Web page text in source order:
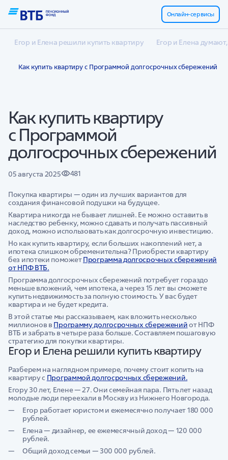
Онлайн-сервисы
Егор и Елена решили купить квартиру Егор и Елена
Как купить квартиру с Программой долгосрочных сбережений
Как купить квартиру
с Программой
долгосрочных сбережений
05 августа 2025 481
Покупка квартиры — один из лучших вариантов для
создания финансовой подушки на будущее.
Квартира никогда не бывает лишней. Ее можно оставить в
наследство ребенку, можно сдавать и получать пассивный
доход, можно использовать как долгосрочную инвестицию.
Но как купить квартиру, если больших накоплений нет, а
ипотека слишком обременительна? Приобрести квартиру
без ипотеки поможетПрограмма долгосрочных сбережений
от НПФ ВТБ.
Программа долгосрочных сбережений потребует гораздо
меньше вложений, чем ипотека, а через 15 лет вы сможете
купить недвижимость за полную стоимость. У вас будет
квартира и не будет кредита.
В этой статье мы рассказываем, как вложить несколько
миллионов в Программу долгосрочных сбереженийот НПФ
ВТБ и забрать в четыре раза больше. Составляем пошаговую
стратегию для покупки квартиры.
Егор и Елена решили купить квартиру
Разберем на наглядном примере, почему стоит копить на
квартиру с Программой долгосрочных сбережений.
Егору 30 лет, Елене — 27. Они семейная пара. Пять лет назад
молодые люди переехали в Москву из Нижнего Новгорода.
Егор работает юристом и ежемесячно получает 180 000
рублей.
Елена — дизайнер, ее ежемесячный доход — 120 000
рублей.
Общий доход семьи — 300 000 рублей.